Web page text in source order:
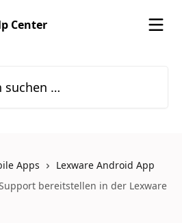
Apps
Lexware Android App
bereitstellen in der Lexware